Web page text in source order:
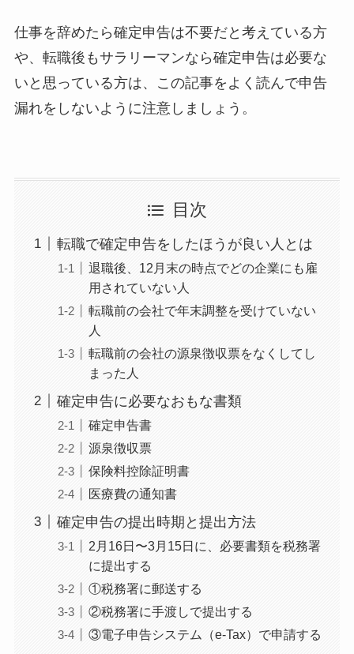
仕事を辞めたら確定申告は不要だと考えている方
や、転職後もサラリーマンなら確定申告は必要な
いと思っている方は、この記事をよく読んで申告
漏れをしないように注意しましょう。
目次
転職で確定申告をしたほうが良い人とは
退職後、12月末の時点でどの企業にも雇
用されていない人
転職前の会社で年末調整を受けていない
人
転職前の会社の源泉徴収票をなくしてし
まった人
確定申告に必要なおもな書類
確定申告書
源泉徴収票
保険料控除証明書
医療費の通知書
確定申告の提出時期と提出方法
2月16日〜3月15日に、必要書類を税務署
に提出する
①税務署に郵送する
②税務署に手渡しで提出する
③電子申告システム（e-Tax）で申請する